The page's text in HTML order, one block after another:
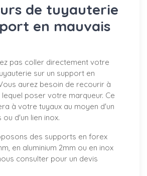
de tuyauterie
en mauvais
pas coller directement votre
sur un support en
aurez besoin de recourir à
poser votre marqueur. Ce
à votre tuyaux au moyen d'un
ou d'un lien inox.
des supports en forex
en aluminium 2mm ou en inox
consulter pour un devis